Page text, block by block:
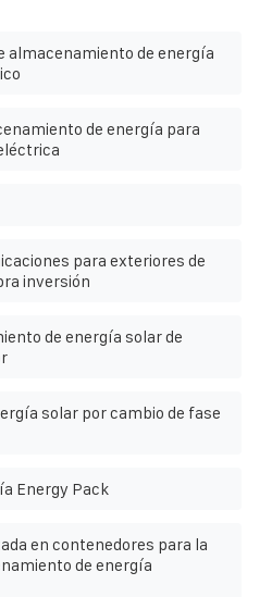
almacenamiento de energía
de energía para
para exteriores de
inversión
de energía solar de
solar por cambio de fase
Energy Pack
en contenedores para la
de energía